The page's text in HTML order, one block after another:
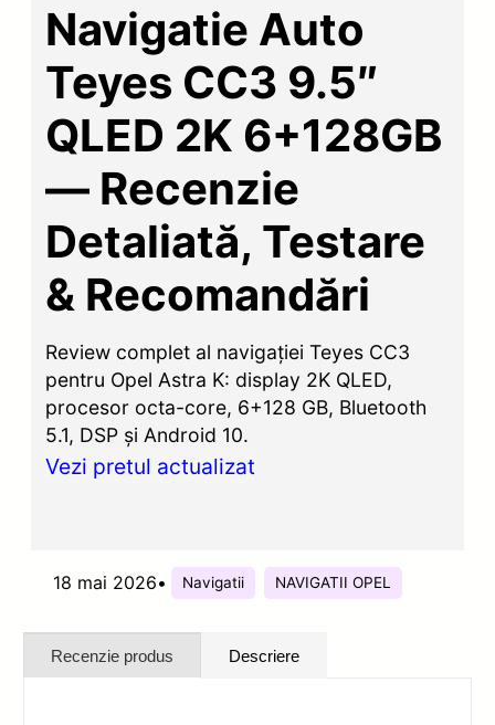
Navigatie Auto
Teyes CC3 9.5″
QLED 2K 6+128GB
— Recenzie
Detaliată, Testare
& Recomandări
Review complet al navigației Teyes CC3
pentru Opel Astra K: display 2K QLED,
procesor octa-core, 6+128 GB, Bluetooth
5.1, DSP și Android 10.
Vezi pretul actualizat
18 mai 2026• Navigatii NAVIGATII OPEL
Recenzie produs Descriere